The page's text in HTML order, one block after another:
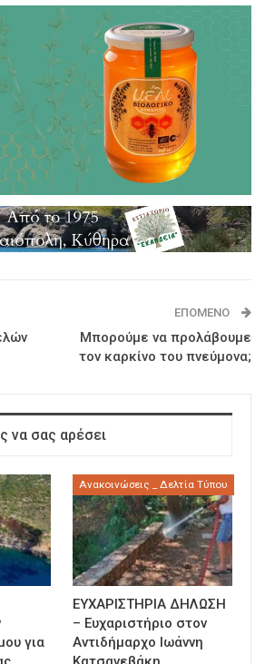
ΕΠΌΜΕΝΟ
Μπορούμε να προλάβουμε
τον καρκίνο του πνεύμονα;
να σας αρέσει
για
Ανακοινώσεις _ Δελτία Τύπου
ΕΥΧΑΡΙΣΤΗΡΙΑ ΔΗΛΩΣΗ
– Ευχαριστήριο στον
Αντιδήμαρχο Ιωάννη